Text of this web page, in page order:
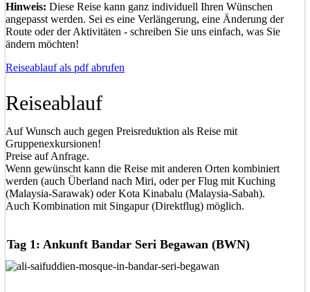
Hinweis: Diese Reise kann ganz individuell Ihren Wünschen
angepasst werden. Sei es eine Verlängerung, eine Änderung der
Route oder der Aktivitäten - schreiben Sie uns einfach, was Sie
ändern möchten!
Reiseablauf als pdf abrufen
Reiseablauf
Auf Wunsch auch gegen Preisreduktion als Reise mit
Gruppenexkursionen!
Preise auf Anfrage.
Wenn gewünscht kann die Reise mit anderen Orten kombiniert
werden (auch Überland nach Miri, oder per Flug mit Kuching
(Malaysia-Sarawak) oder Kota Kinabalu (Malaysia-Sabah).
Auch Kombination mit Singapur (Direktflug) möglich.
Tag 1: Ankunft Bandar Seri Begawan (BWN)